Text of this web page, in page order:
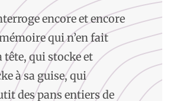
encore et encore
qui n’en fait
tête, qui stocke et
à sa guise, qui
des pans entiers de